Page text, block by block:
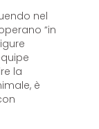
nel
“in
la
è